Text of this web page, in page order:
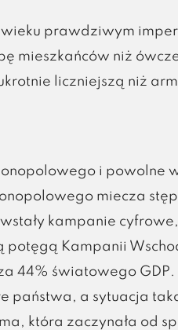
prawdziwym
mieszkańców niż
liczniejszą niż
i
miecza
kampanie
potęgą Kampanii
44% światowego
państwa, a sytuacja
która zaczynała od